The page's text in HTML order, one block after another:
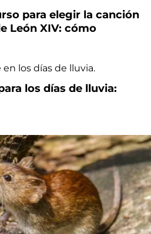
para elegir la canción
León XIV: cómo
los días de lluvia: